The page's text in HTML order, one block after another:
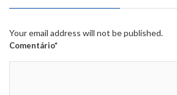
Your email address will not be published.
Comentário*